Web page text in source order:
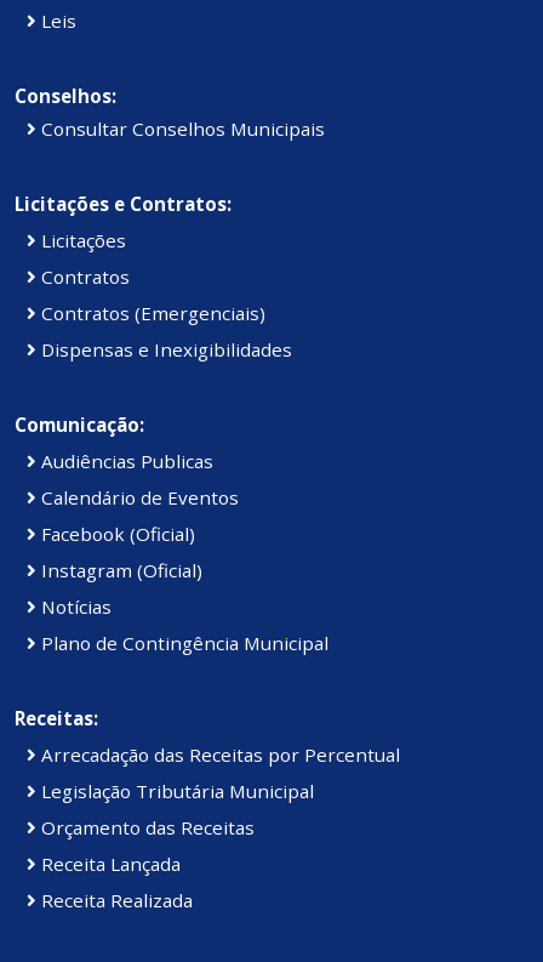
Leis
Conselhos:
Consultar Conselhos Municipais
Licitações e Contratos:
Licitações
Contratos
Contratos (Emergenciais)
Dispensas e Inexigibilidades
Comunicação:
Audiências Publicas
Calendário de Eventos
Facebook (Oficial)
Instagram (Oficial)
Notícias
Plano de Contingência Municipal
Receitas:
Arrecadação das Receitas por Percentual
Legislação Tributária Municipal
Orçamento das Receitas
Receita Lançada
Receita Realizada